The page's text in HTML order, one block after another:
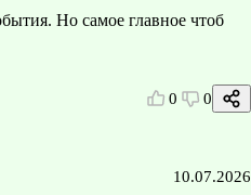
Но самое главное чтоб
0 0
10.07.2026